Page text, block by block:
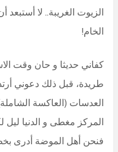
الزيوت الغريبة.. لا
الخام!
كفاني حديثا و حان وقت
العدسات (العاكسة
المركز مغطى و الدنيا ليل
فنحن أهل الموضة أدرى